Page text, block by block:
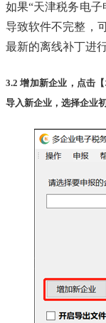
如果“天津税务电
导致软件不完整，
最新的离线补丁进
3.2 增加新企业，点击
导入新企业，选择企业